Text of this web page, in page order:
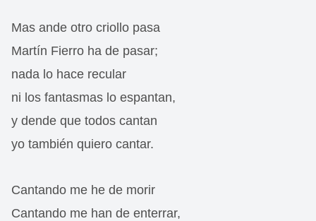
Mas ande otro criollo pasa
Martín Fierro ha de pasar;
nada lo hace recular
ni los fantasmas lo espantan,
y dende que todos cantan
yo también quiero cantar.
Cantando me he de morir
Cantando me han de enterrar,